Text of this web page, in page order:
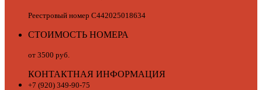
Реестровый номер С442025018634
СТОИМОСТЬ НОМЕРА
от 3500 руб.
КОНТАКТНАЯ ИНФОРМАЦИЯ
+7 (920) 349-90-75